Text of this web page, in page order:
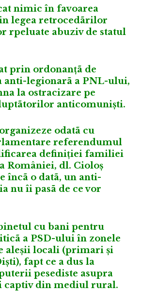
nimic în favoarea
legea retrocedãrilor
rpeluate abuziv de statul
prin ordonanțã de
anti-legionarã a PNL-ului,
la ostracizare pe
anticomuniști.
odatã cu
referendumul
definiției familiei
României, dl. Cioloș
încã o datã, un anti-
nu îi pasã de ce vor
cu bani pentru
a PSD-ului în zonele
aleșii locali (primari și
fapt ce a dus la
pesediste asupra
captiv din mediul rural.